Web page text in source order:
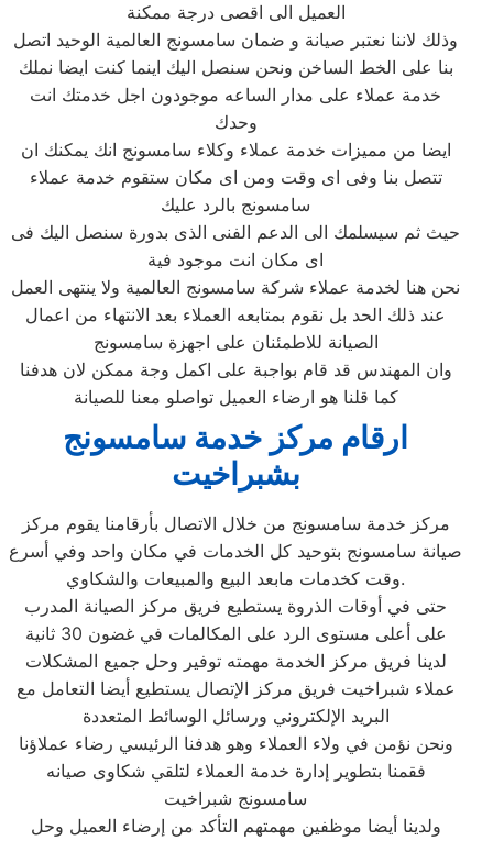
العميل الى اقصى درجة ممكنة
وذلك لاننا نعتبر صيانة و ضمان سامسونج العالمية الوحيد اتصل
بنا على الخط الساخن ونحن سنصل اليك اينما كنت ايضا نملك
خدمة عملاء على مدار الساعه موجودون اجل خدمتك انت
وحدك
ايضا من مميزات خدمة عملاء وكلاء سامسونج انك يمكنك ان
تتصل بنا وفى اى وقت ومن اى مكان ستقوم خدمة عملاء
سامسونج بالرد عليك
حيث ثم سيسلمك الى الدعم الفنى الذى بدورة سنصل اليك فى
اى مكان انت موجود فية
نحن هنا لخدمة عملاء شركة سامسونج العالمية ولا ينتهى العمل
عند ذلك الحد بل نقوم بمتابعه العملاء بعد الانتهاء من اعمال
الصيانة للاطمئنان على اجهزة سامسونج
وان المهندس قد قام بواجبة على اكمل وجة ممكن لان هدفنا
كما قلنا هو ارضاء العميل تواصلو معنا للصيانة
ارقام مركز خدمة سامسونج
بشبراخيت
مركز خدمة سامسونج من خلال الاتصال بأرقامنا يقوم مركز
صيانة سامسونج بتوحيد كل الخدمات في مكان واحد وفي أسرع
وقت كخدمات مابعد البيع والمبيعات والشكاوي.
حتى في أوقات الذروة يستطيع فريق مركز الصيانة المدرب
على أعلى مستوى الرد على المكالمات في غضون 30 ثانية
لدينا فريق مركز الخدمة مهمته توفير وحل جميع المشكلات
عملاء شبراخيت فريق مركز الإتصال يستطيع أيضا التعامل مع
البريد الإلكتروني ورسائل الوسائط المتعددة
ونحن نؤمن في ولاء العملاء وهو هدفنا الرئيسي رضاء عملاؤنا
فقمنا بتطوير إدارة خدمة العملاء لتلقي شكاوى صيانه
سامسونج شبراخيت
ولدينا أيضا موظفين مهمتهم التأكد من إرضاء العميل وحل